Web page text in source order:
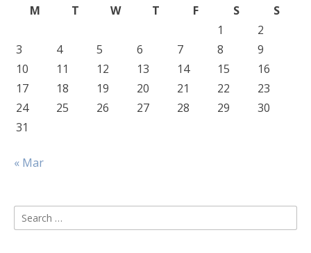
M
T W T F S
S
1
2
3
4 5 6 7 8
9
10
11 12 13 14 15
16
17
18 19 20 21 22
23
24
25 26 27 28 29
30
31
« Mar
Search
for: